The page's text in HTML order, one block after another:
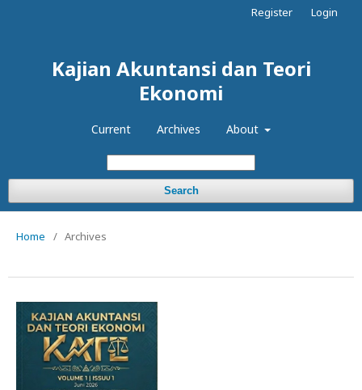
Kajian Akuntansi dan Teori
Ekonomi
Current Archives About
Search
Register Login
Home / Archives